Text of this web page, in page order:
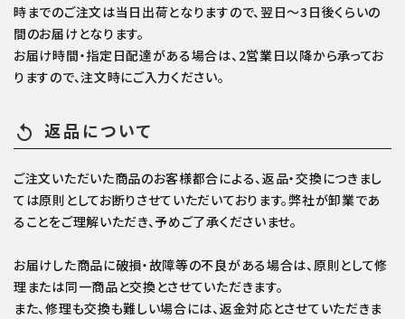
時までのご注文は当日出荷となりますので、翌日～3日後くらいの
間のお届けとなります。
お届け時間・指定日配達がある場合は、2営業日以降から承ってお
りますので、注文時にご入力ください。
replay 返品について
ご注文いただいた商品のお客様都合による、返品・交換につきまし
ては原則としてお断りさせていただいております。弊社が卸業であ
ることをご理解いただき、予めご了承くださいませ。
お届けした商品に破損・故障等の不良がある場合は、原則として修
理または同一商品と交換とさせていただきます。
また、修理も交換も難しい場合には、返金対応とさせていただきま